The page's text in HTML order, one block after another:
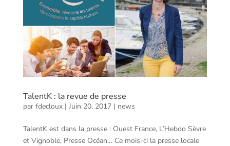
TalentK : la revue de presse
par fdecloux| Juin 20, 2017| news
TalentK est dans la presse : Ouest France, L’Hebdo Sèvre
et Vignoble, Presse Océan… Ce mois-ci la presse locale